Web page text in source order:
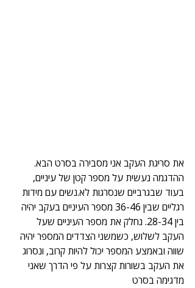
את סריגת העקב אני מסבירה בסרט הבא.
ההדגמה נעשית על מספר קטן של עיניים,
בעוד שבגרביים שנסרגות לא.נשים עם מידות
רגליים שבין 36-46 מספר העיניים בעקב יהיה
בין 28-34. נחלק את מספר העיניים שעל
העקב לשלוש, כשמשני הצדדים המספר יהיה
שווה ובאמצע המספר יכול להיות קרוב, ונסרוג
את העקב בשורות קצרות על פי הדרך שאני
מדגימה בסרט